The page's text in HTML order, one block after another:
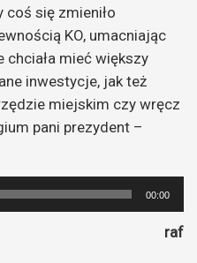
coś się zmieniło
KO, umacniając
chciała mieć większy
inwestycje, jak też
miejskim czy wręcz
pani prezydent –
00:00
raf